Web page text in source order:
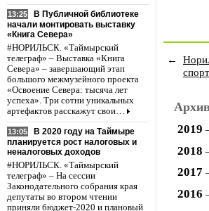
13:25
В Публичной библиотеке
начали монтировать выставку
«Книга Севера»
#НОРИЛЬСК. «Таймырский
телеграф» – Выставка «Книга
Севера» – завершающий этап
большого межмузейного проекта
«Освоение Севера: тысяча лет
успеха». Три сотни уникальных
артефактов расскажут свои…
13:05
В 2020 году на Таймыре
планируется рост налоговых и
неналоговых доходов
#НОРИЛЬСК. «Таймырский
телеграф» – На сессии
Законодательного собрания края
депутаты во втором чтении
приняли бюджет-2020 и плановый
←
2019
2018
2017
2016